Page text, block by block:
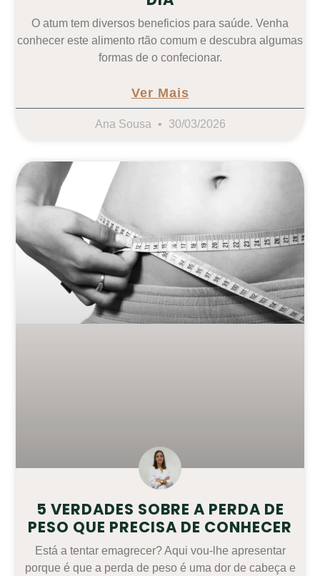
O atum tem diversos beneficios para saúde. Venha
conhecer este alimento rtão comum e descubra algumas
formas de o confecionar.
Ver Mais
Ana Sousa 30/03/2026
5 VERDADES SOBRE A PERDA DE
PESO QUE PRECISA DE CONHECER
Está a tentar emagrecer? Aqui vou-lhe apresentar
porque é que a perda de peso é uma dor de cabeça e